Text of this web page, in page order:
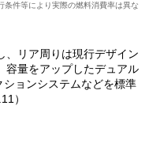
件等により実際の燃料消費率は異な
、リア周りは現行デザイン
容量をアップしたデュアル
ョンシステムなどを標準
）